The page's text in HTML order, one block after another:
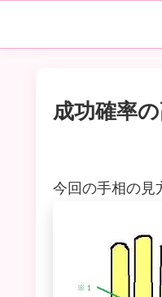
成功確率
今回の手相の見